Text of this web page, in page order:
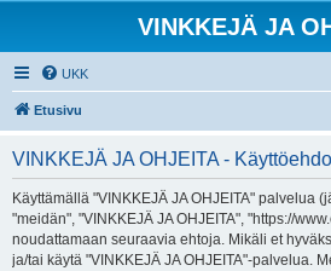
VINKKEJÄ JA
UKK
Etusivu
VINKKEJÄ JA OHJEITA -
Käyttämällä "VINKKEJÄ JA OHJEITA" palvelua
"meidän", "VINKKEJÄ JA OHJEITA", "https://
noudattamaan seuraavia ehtoja. Mikäli et
ja/tai käytä "VINKKEJÄ JA OHJEITA"-palvelua.